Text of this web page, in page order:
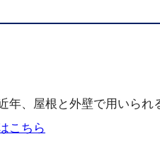
、屋根と外壁で用いられ
こちら